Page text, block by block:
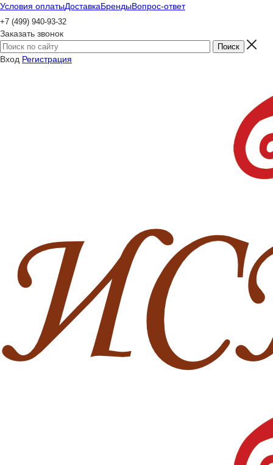
Условия оплатыДоставкаБрендыВопрос-ответ
+7 (499) 940-93-32
Заказать звонок
Вход Регистрация